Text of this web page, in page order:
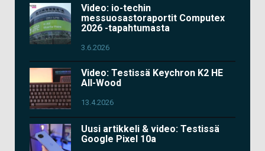
Video: io-techin
messuosastoraportit Computex
2026 -tapahtumasta
3.6.2026
Video: Testissä Keychron K2 HE
All-Wood
13.4.2026
Uusi artikkeli & video: Testissä
Google Pixel 10a